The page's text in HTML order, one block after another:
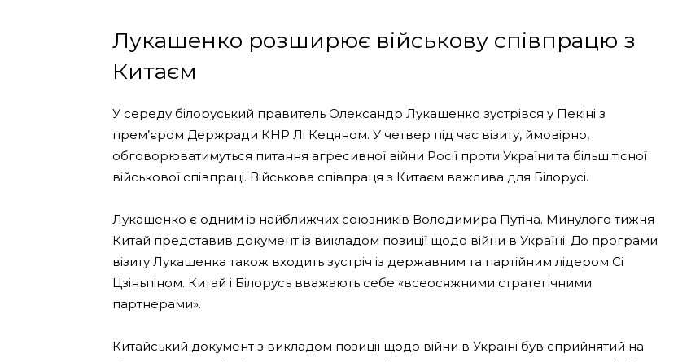
Лукашенко розширює військову співпрацю з
Китаєм
У середу білоруський правитель Олександр Лукашенко зустрівся у Пекіні з
прем’єром Держради КНР Лі Кецяном. У четвер під час візиту, ймовірно,
обговорюватимуться питання агресивної війни Росії проти України та більш тісної
військової співпраці. Військова співпраця з Китаєм важлива для Білорусі.
Лукашенко є одним із найближчих союзників Володимира Путіна. Минулого тижня
Китай представив документ із викладом позиції щодо війни в Україні. До програми
візиту Лукашенка також входить зустріч із державним та партійним лідером Сі
Цзіньпіном. Китай і Білорусь вважають себе «всеосяжними стратегічними
партнерами».
Китайський документ з викладом позиції щодо війни в Україні був сприйнятий на